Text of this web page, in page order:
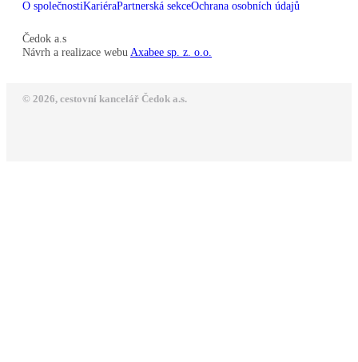
O společnostiKariéraPartnerská sekceOchrana osobních údajů
Čedok a.s
Návrh a realizace webu Axabee sp. z. o.o.
© 2026, cestovní kancelář Čedok a.s.